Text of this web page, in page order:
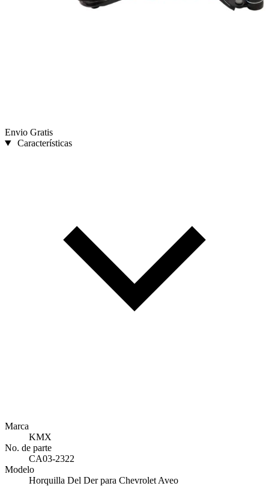
Envio Gratis
Características
Marca
KMX
No. de parte
CA03-2322
Modelo
Horquilla Del Der para Chevrolet Aveo